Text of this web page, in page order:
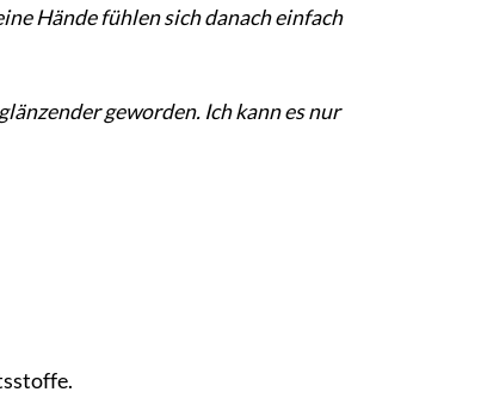
Hände fühlen sich danach einfach
geworden. Ich kann es nur